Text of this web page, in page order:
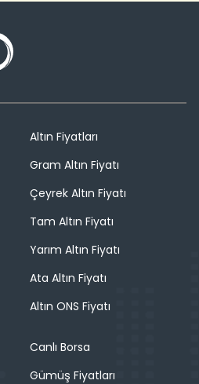
Altın Fiyatları
Gram Altın Fiyatı
Çeyrek Altın Fiyatı
Tam Altın Fiyatı
Yarım Altın Fiyatı
Ata Altın Fiyatı
Altın ONS Fiyatı
Canlı Borsa
Gümüş Fiyatları